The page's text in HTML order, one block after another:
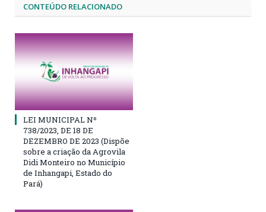
CONTEÚDO RELACIONADO
LEI MUNICIPAL Nº
738/2023, DE 18 DE
DEZEMBRO DE 2023 (Dispõe
sobre a criação da Agrovila
Didi Monteiro no Município
de Inhangapi, Estado do
Pará)